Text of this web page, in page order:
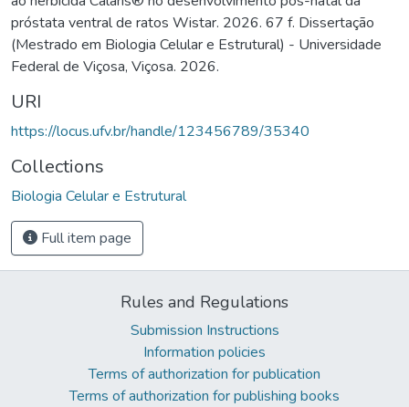
próstata ventral de ratos Wistar. 2026. 67 f. Dissertação
(Mestrado em Biologia Celular e Estrutural) - Universidade
Federal de Viçosa, Viçosa. 2026.
URI
https://locus.ufv.br/handle/123456789/35340
Collections
Biologia Celular e Estrutural
Full item page
Rules and Regulations
Submission Instructions
Information policies
Terms of authorization for publication
Terms of authorization for publishing books